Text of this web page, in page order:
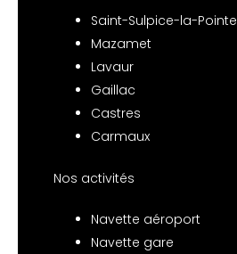
Saint-Sulpice-la-Pointe
Mazamet
Lavaur
Gaillac
Castres
Carmaux
Nos activités
Navette aéroport
Navette gare